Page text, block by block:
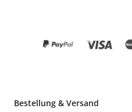
Bestellung & Versand